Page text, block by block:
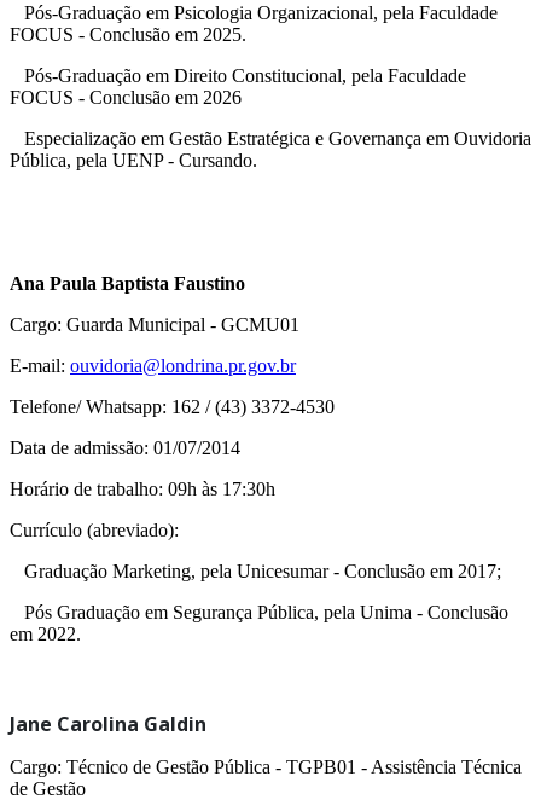
Pós-Graduação em Psicologia Organizacional, pela Faculdade
FOCUS - Conclusão em 2025.
Pós-Graduação em Direito Constitucional, pela Faculdade
FOCUS - Conclusão em 2026
Especialização em Gestão Estratégica e Governança em Ouvidoria
Pública, pela UENP - Cursando.
Ana Paula Baptista Faustino
Cargo: Guarda Municipal - GCMU01
E-mail: ouvidoria@londrina.pr.gov.br
Telefone/ Whatsapp: 162 / (43) 3372-4530
Data de admissão: 01/07/2014
Horário de trabalho: 09h às 17:30h
Currículo (abreviado):
Graduação Marketing, pela Unicesumar - Conclusão em 2017;
Pós Graduação em Segurança Pública, pela Unima - Conclusão
em 2022.
Jane Carolina Galdin
Cargo: Técnico de Gestão Pública - TGPB01 - Assistência Técnica
de Gestão